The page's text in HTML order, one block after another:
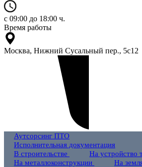
с 09:00 до 18:00 ч.
Время работы
Москва, Нижний Сусальный пер., 5c12
Аутсорсинг ПТО
Исполнительная документация
В строительстве
На устройство
На металлоконструкции
На